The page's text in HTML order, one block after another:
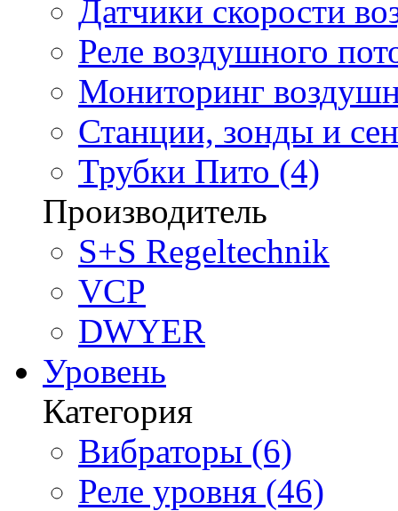
Датчики скорости
Реле воздушного
Мониторинг
Станции, зонды и
Трубки Пито (4)
Производитель
S+S Regeltechnik
VCP
DWYER
Уровень
Категория
Вибраторы (6)
Реле уровня (46)